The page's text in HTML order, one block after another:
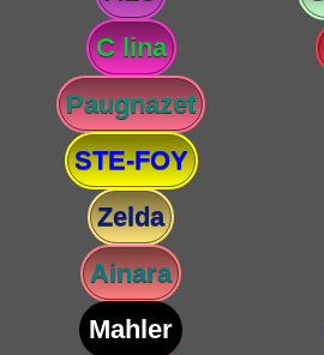
C lina
Paugnazet
STE-FOY
Zelda
Ainara
Mahler